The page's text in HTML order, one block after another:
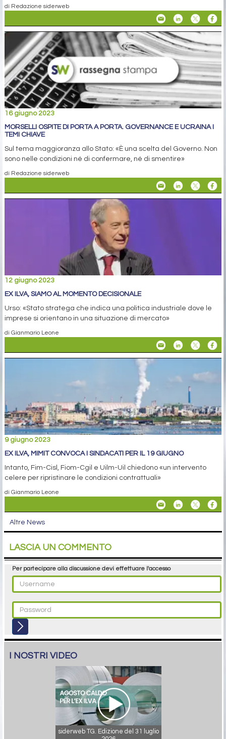
di Redazione siderweb
16 giugno 2023
MORSELLI OSPITE DI PORTA A PORTA. GOVERNANCE E UCRAINA I
TEMI CHIAVE
Sul tema maggioranza allo Stato: «È una scelta del Governo. Non
sono nelle condizioni né di confermare, né di smentire»
di Redazione siderweb
12 giugno 2023
EX ILVA, SIAMO AL MOMENTO DECISIONALE
Urso: «Stato stratega che indica una politica industriale dove le
imprese si orientano in una situazione di mercato»
di Gianmario Leone
9 giugno 2023
EX ILVA, MIMIT CONVOCA I SINDACATI PER IL 19 GIUGNO
Intanto, Fim-Cisl, Fiom-Cgil e Uilm-Uil chiedono «un intervento
celere per ripristinare le condizioni contrattuali»
di Gianmario Leone
Altre News
LASCIA UN COMMENTO
Per partecipare alla discussione devi effettuare l'accesso
I NOSTRI VIDEO
siderweb TG. Edizione del 31 luglio